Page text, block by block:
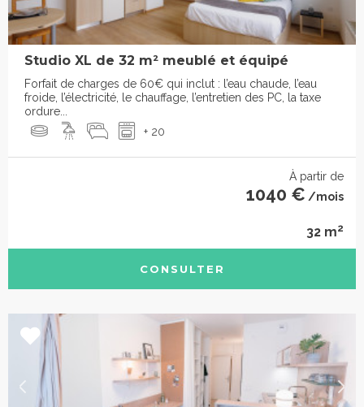
Studio XL de 32 m² meublé et équipé
Forfait de charges de 60€ qui inclut : l’eau chaude, l’eau
froide, l’électricité, le chauffage, l’entretien des PC, la taxe
ordure...
+ 20
À partir de
1040 € /mois
32 m2
CONSULTER